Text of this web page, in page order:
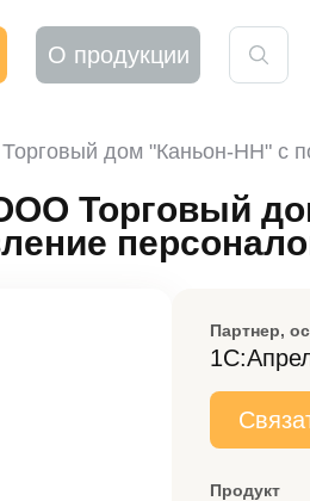
О продукции
дом "Каньон-НН"
Торговый
Партнер,
Продукт